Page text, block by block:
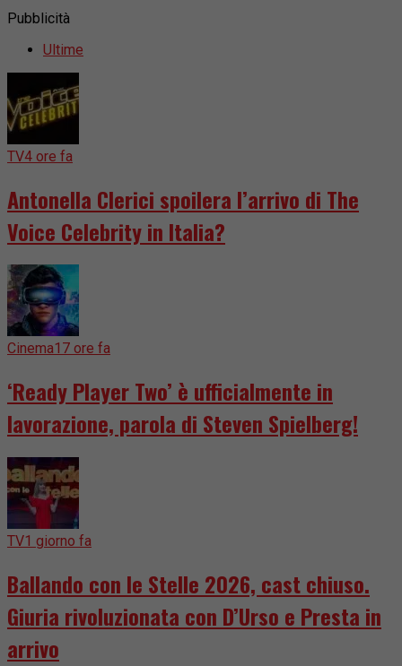
Pubblicità
Ultime
TV4 ore fa
Antonella Clerici spoilera l’arrivo di The
Voice Celebrity in Italia?
Cinema17 ore fa
‘Ready Player Two’ è ufficialmente in
lavorazione, parola di Steven Spielberg!
TV1 giorno fa
Ballando con le Stelle 2026, cast chiuso.
Giuria rivoluzionata con D’Urso e Presta in
arrivo